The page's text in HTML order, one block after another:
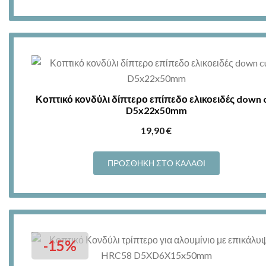
Κοπτικό κονδύλι δίπτερο επίπεδο ελικοειδές down
D5x22x50mm
19,90€
ΠΡΟΣΘΉΚΗ ΣΤΟ ΚΑΛΆΘΙ
-15%